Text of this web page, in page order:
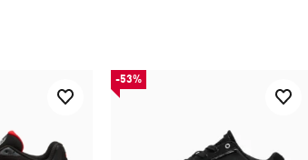
-53%